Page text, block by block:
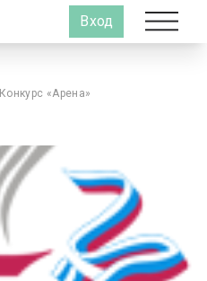
Вход
Конкурс «Арена»